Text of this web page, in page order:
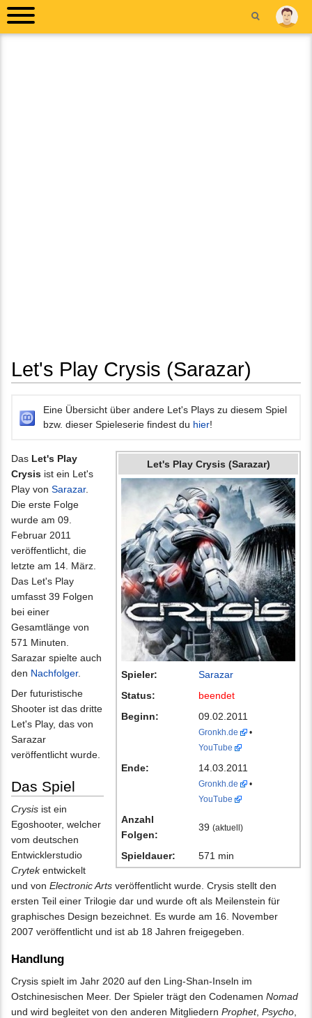
Let's Play Crysis (Sarazar)
Eine Übersicht über andere Let's Plays zu diesem Spiel
bzw. dieser Spieleserie findest du hier!
Let's Play Crysis (Sarazar)
Spieler:
Sarazar
Status:
beendet
Beginn:
09.02.2011
Gronkh.de
•
YouTube
Ende: 14.03.2011
Gronkh.de
•
YouTube
Anzahl
Folgen:
39 (aktuell)
Spieldauer: 571 min
Das Let's Play
Crysis ist ein Let's
Play von Sarazar.
Die erste Folge
wurde am 09.
Februar 2011
veröffentlicht, die
letzte am 14. März.
Das Let's Play
umfasst 39 Folgen
bei einer
Gesamtlänge von
571 Minuten.
Sarazar spielte auch
den Nachfolger.
Der futuristische
Shooter ist das dritte
Let's Play, das von
Sarazar
veröffentlicht wurde.
Das Spiel
Crysis ist ein
Egoshooter, welcher
vom deutschen
Entwicklerstudio
Crytekentwickelt
und von Electronic Arts veröffentlicht wurde. Crysis stellt den
ersten Teil einer Trilogie dar und wurde oft als Meilenstein für
graphisches Design bezeichnet. Es wurde am 16. November
2007 veröffentlicht und ist ab 18 Jahren freigegeben.
Handlung
Crysis spielt im Jahr 2020 auf den Ling-Shan-Inseln im
Ostchinesischen Meer. Der Spieler trägt den Codenamen Nomad
und wird begleitet von den anderen Mitgliedern Prophet, Psycho